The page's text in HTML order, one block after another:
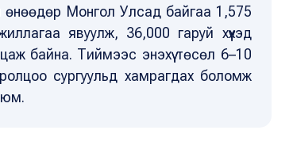
өнөөдөр Монгол Улсад байгаа 1,575
явуулж, 36,000 гаруй хүүхэд
байна. Тиймээс энэхүү төсөл 6–10
сургуульд хамрагдах боломж
юм.